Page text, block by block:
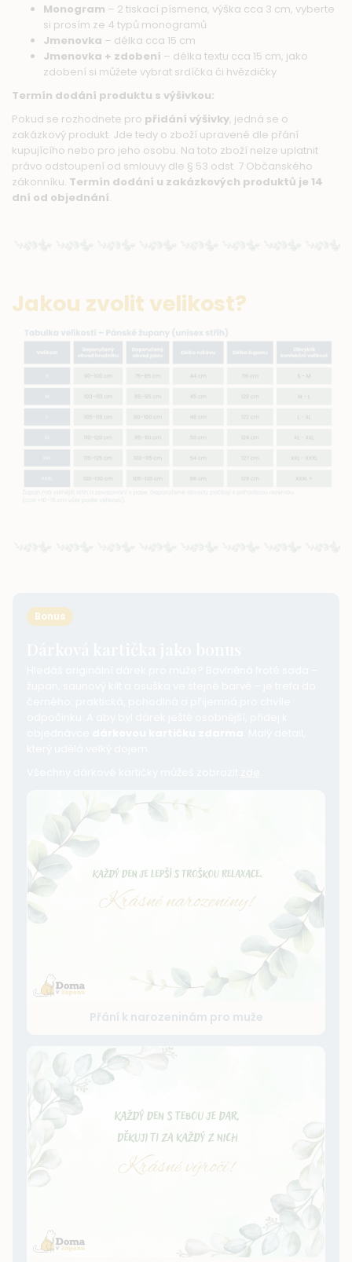
Monogram – 2 tiskací písmena, výška cca 3 cm, vyberte
si prosím ze 4 typů monogramů
Jmenovka – délka cca 15 cm
Jmenovka + zdobení – délka textu cca 15 cm, jako
zdobení si můžete vybrat srdíčka či hvězdičky
Termín dodání produktu s výšivkou:
Pokud se rozhodnete pro přidání výšivky, jedná se o
zakázkový produkt. Jde tedy o zboží upravené dle přání
kupujícího nebo pro jeho osobu. Na toto zboží nelze uplatnit
právo odstoupení od smlouvy dle § 53 odst. 7 Občanského
zákonníku. Termín dodání u zakázkových produktů je 14
dní od objednání.
Jakou zvolit velikost?
Bonus
Přání k narozeninám pro muže